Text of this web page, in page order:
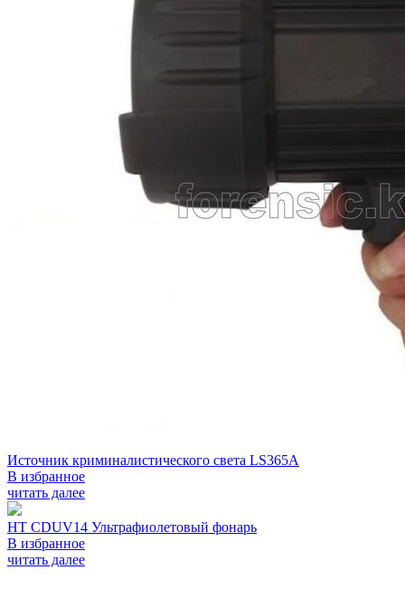
Источник криминалистического света LS365A
В избранное
читать далее
HT CDUV14 Ультрафиолетовый фонарь
В избранное
читать далее